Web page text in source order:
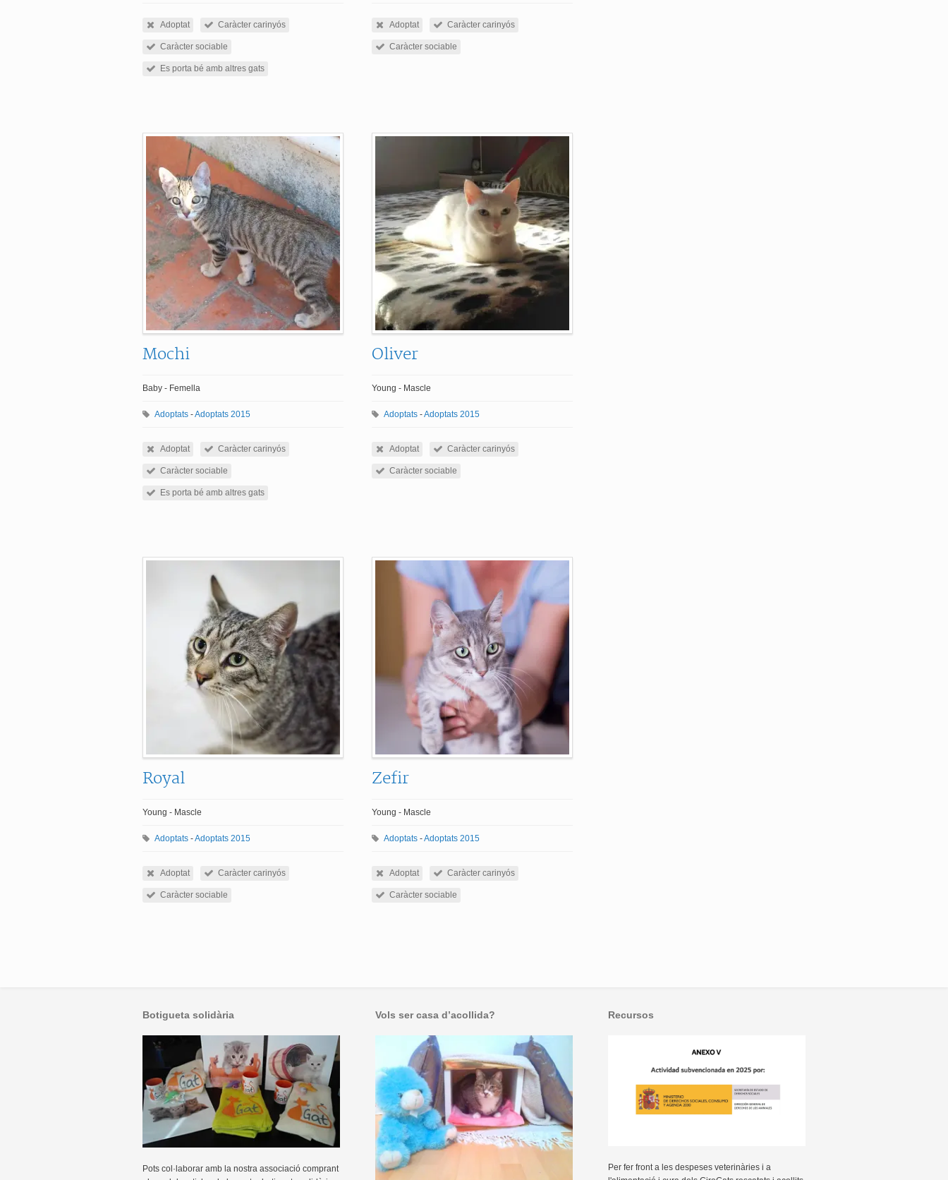
Adoptat Caràcter carinyós
Caràcter sociable
Es porta bé amb altres gats
Adoptat Caràcter carinyós
Caràcter sociable
Mochi
Baby - Femella
Adoptats -Adoptats 2015
Adoptat Caràcter carinyós
Caràcter sociable
Es porta bé amb altres gats
Oliver
Young - Mascle
Adoptats -Adoptats 2015
Adoptat Caràcter carinyós
Caràcter sociable
Royal
Young - Mascle
Adoptats -Adoptats 2015
Adoptat Caràcter carinyós
Caràcter sociable
Zefir
Young - Mascle
Adoptats -Adoptats 2015
Adoptat Caràcter carinyós
Caràcter sociable
Botigueta solidària
Pots col·laborar amb la nostra associació comprant
Vols ser casa d’acollida? Recursos
Per fer front a les despeses veterinàries i a